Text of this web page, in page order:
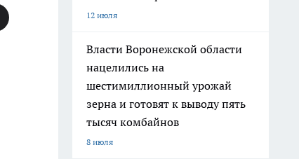
12 июля
Власти Воронежской области
нацелились на
шестимиллионный урожай
зерна и готовят к выводу пять
тысяч комбайнов
8 июля